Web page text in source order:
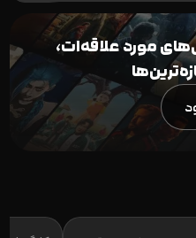
مورد علاقه‌ات،